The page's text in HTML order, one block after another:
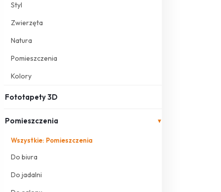
Styl
Zwierzęta
Natura
Pomieszczenia
Kolory
Fototapety 3D
Pomieszczenia ▾
Wszystkie: Pomieszczenia
Do biura
Do jadalni